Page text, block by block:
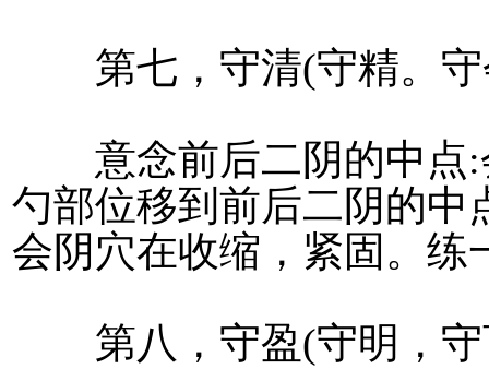
第七，守清(守精。守
意念前后二阴的中点:
勺部位移到前后二阴的中
会阴穴在收缩，紧固。练
第八，守盈(守明，守